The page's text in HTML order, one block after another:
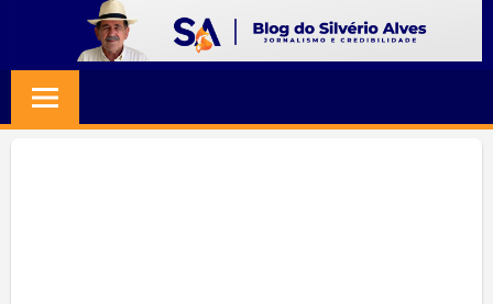
content
SILVERIO
Jornalismo
Credibilidade